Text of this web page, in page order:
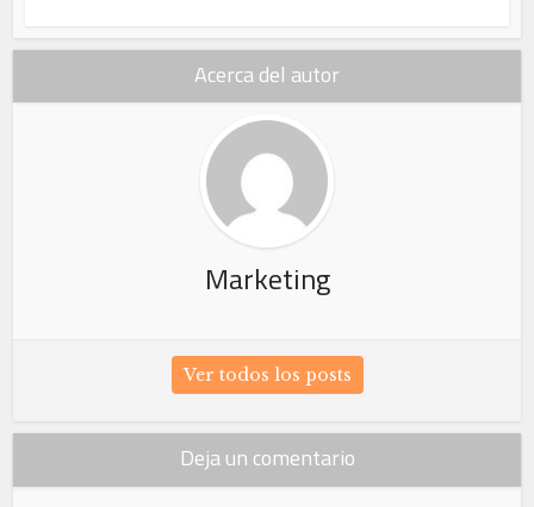
Acerca del autor
Marketing
Ver todos los posts
Deja un comentario